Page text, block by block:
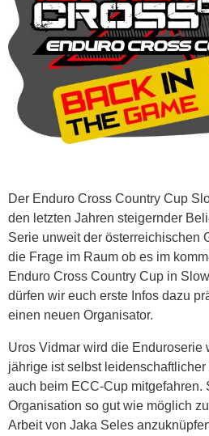
Der Enduro Cross Country Cup
den letzten Jahren steigernder
Serie unweit der österreichischen
die Frage im Raum ob es im
Enduro Cross Country Cup in
dürfen wir euch erste Infos dazu
einen neuen Organisator.
Uros Vidmar wird die Enduroserie
jährige ist selbst
auch beim ECC-Cup mitgefahren.
Organisation so gut wie möglich
Arbeit von Jaka Seles